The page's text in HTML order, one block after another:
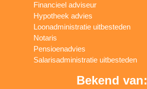
Financieel adviseur
Hypotheek advies
Loonadministratie uitbesteden
Notaris
Pensioenadvies
Salarisadministratie uitbesteden
Bekend van: